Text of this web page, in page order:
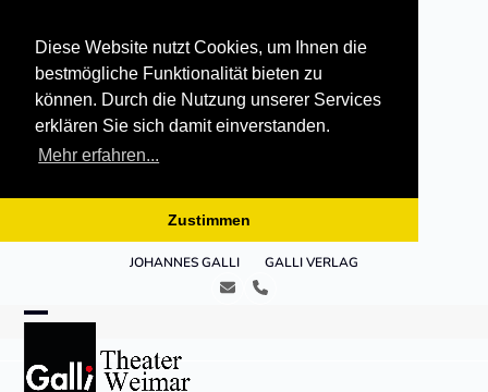
Diese Website nutzt Cookies, um Ihnen die
bestmögliche Funktionalität bieten zu
können. Durch die Nutzung unserer Services
erklären Sie sich damit einverstanden.
Mehr erfahren...
Zustimmen
JOHANNES GALLI GALLI VERLAG
E- Telefon
mobile
mobile